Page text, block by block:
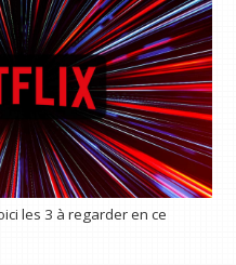
les 3 à regarder en ce